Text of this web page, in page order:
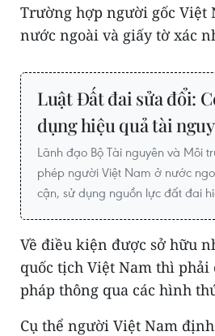
Trường hợp người gốc Việt
nước ngoài và giấy tờ xác
Luật Đất đai sửa đổi:
dụng hiệu quả tài
Lãnh đạo Bộ Tài nguyên và Môi
phép người Việt Nam ở nước
cận, sử dụng nguồn lực đất đai
Về điều kiện được sở hữu
quốc tịch Việt Nam thì
pháp thông qua các hình
Cụ thể người Việt Nam